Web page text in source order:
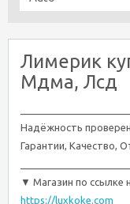
Лимерик
Мдма, Лсд
Надёжность
Гарантии, Качество,
▼ Магазин по ссылке
https://luxkoke.com